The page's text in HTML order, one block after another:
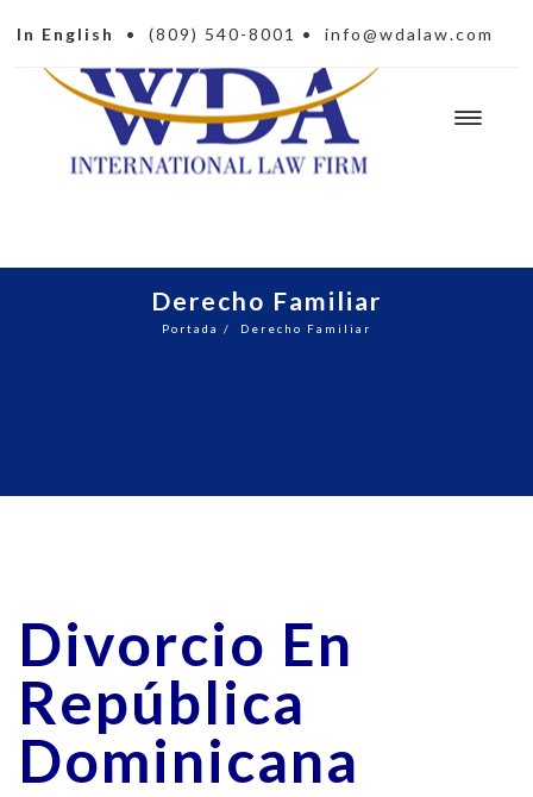
In English • (809) 540-8001 • info@wdalaw.com
Derecho Familiar
Portada / Derecho Familiar
Divorcio En
República
Dominicana